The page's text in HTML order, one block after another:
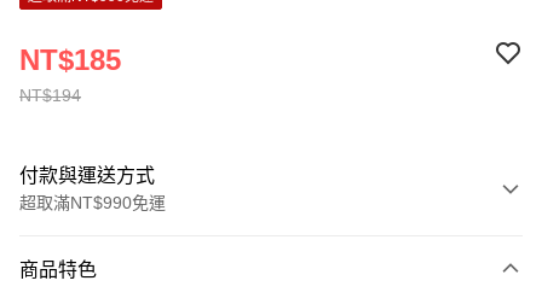
NT$194
NT$185
付款與運送方式
超取滿NT$990免運
信用卡一次付款
商品特色